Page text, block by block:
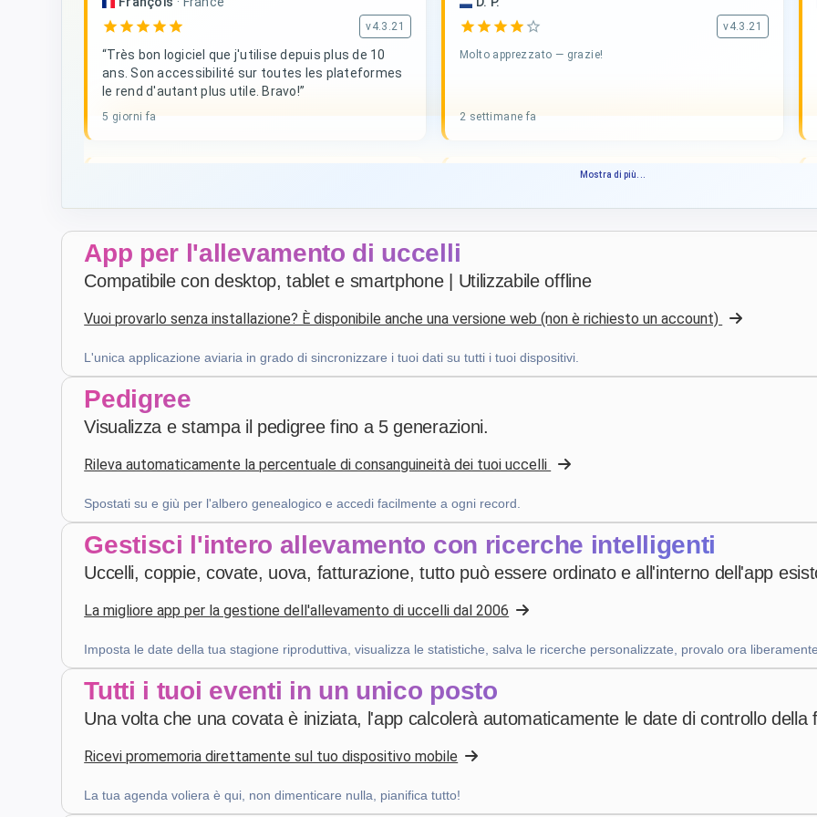
star star star star star v4.3.21
“Très bon logiciel que j'utilise depuis plus de 10
ans. Son accessibilité sur toutes les plateformes
le rend d'autant plus utile. Bravo!”
5 giorni fa
star star star star star_border v4.3.21
Molto apprezzato — grazie!
2 settimane fa
starstarstarstarstar v4.3.21
Valutazione a cinque stelle
3 settimane fa
PHILIPPE JAUFFRIT ·France
starstarstarstarstar_border v4.3.21
“Je rencontre des bugues”
Patrick Salmon ·France
starstarstarstarstar v4.3.21
4 settimane fa
bruno peri ·Italia
starstar starstarstar
4 settimane fa
starstar
Valutazione a cinque stelle
star
Valutazione a cinque stelle
Robert Banasiewicz ·Polska
“Doskonała aplikacja zapewniająca prawidłową
kontrolę na hodowlą. Dziękuję”
2 mesi fa
Nhb Bourahmah ·Kuwait
“No app like this one”
2 mesi fa
Wackes à Plumes ·France
Mostra di più...
App per l'allevamento di uccelli
Compatibile con desktop, tablet e smartphone | Utilizzabile offline
Vuoi provarlo senza installazione? È disponibile anche una versione web (non è richiesto un account)
L'unica applicazione aviaria in grado di sincronizzare i tuoi dati su tutti i tuoi dispositivi.
Pedigree
Visualizza e stampa il pedigree fino a 5 generazioni.
Rileva automaticamente la percentuale di consanguineità dei tuoi uccelli
Spostati su e giù per l'albero genealogico e accedi facilmente a ogni record.
Gestisci l'intero allevamento con ricerche intelligenti
Uccelli, coppie, covate, uova, fatturazione, tutto può essere ordinato e all'interno dell'app
La migliore app per la gestione dell'allevamento di uccelli dal 2006
Imposta le date della tua stagione riproduttiva, visualizza le statistiche, salva le ricerche personalizzate, provalo ora
Tutti i tuoi eventi in un unico posto
Una volta che una covata è iniziata, l'app calcolerà automaticamente le date di controllo
Ricevi promemoria direttamente sul tuo dispositivo mobile
La tua agenda voliera è qui, non dimenticare nulla, pianifica tutto!